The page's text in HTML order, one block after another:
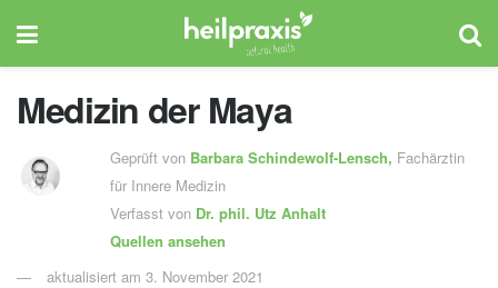
Medizin der Maya
Geprüft von Barbara Schindewolf-Lensch, Fachärztin
für Innere Medizin
Verfasst von Dr. phil. Utz Anhalt
Quellen ansehen
aktualisiert am 3. November 2021